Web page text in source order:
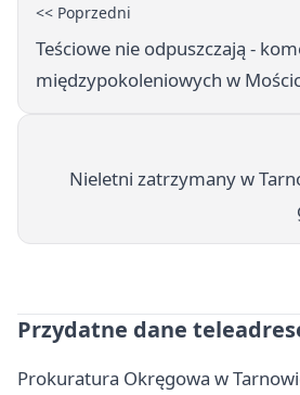
<< Poprzedni
Teściowe nie odpuszczają -
międzypokoleniowych w
Nieletni zatrzymany w
Przydatne dane
Prokuratura Okręgowa w